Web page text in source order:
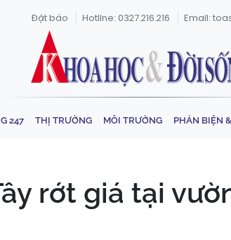
Đặt báo Hotline: 0327.216.216 Email:
247 THỊ TRƯỜNG MÔI TRƯỜNG PHẢN BIỆN
rớt giá tại